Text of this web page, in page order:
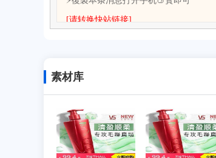
[请转换快站链接]
素材库